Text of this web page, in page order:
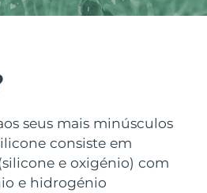
seus mais minúsculos
consiste em
e oxigénio) com
e hidrogénio
As minhas subscrições
Entrega prevista
Entrega prevista